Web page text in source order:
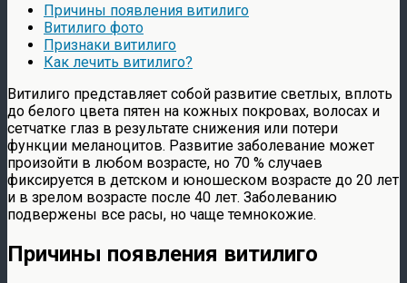
Причины появления витилиго
Витилиго фото
Признаки витилиго
Как лечить витилиго?
Витилиго представляет собой развитие светлых, вплоть
до белого цвета пятен на кожных покровах, волосах и
сетчатке глаз в результате снижения или потери
функции меланоцитов. Развитие заболевание может
произойти в любом возрасте, но 70 % случаев
фиксируется в детском и юношеском возрасте до 20 лет
и в зрелом возрасте после 40 лет. Заболеванию
подвержены все расы, но чаще темнокожие.
Причины появления витилиго